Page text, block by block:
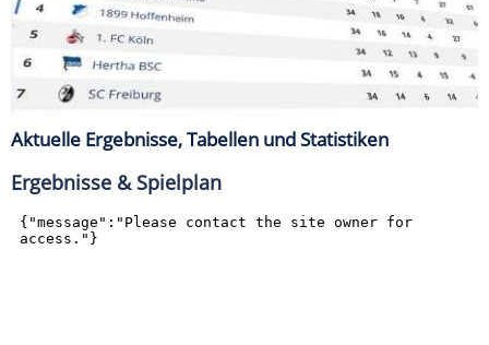
Aktuelle Ergebnisse, Tabellen und Statistiken
Ergebnisse & Spielplan